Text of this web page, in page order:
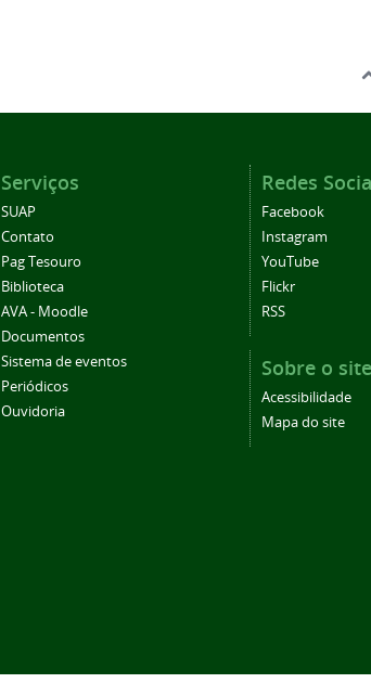
Serviços
SUAP
Contato
Pag Tesouro
Biblioteca
AVA - Moodle
Documentos
Sistema de eventos
Periódicos
Ouvidoria
Redes
Facebook
Instagram
YouTube
Flickr
RSS
Sobre o site
Acessibilidade
Mapa do site